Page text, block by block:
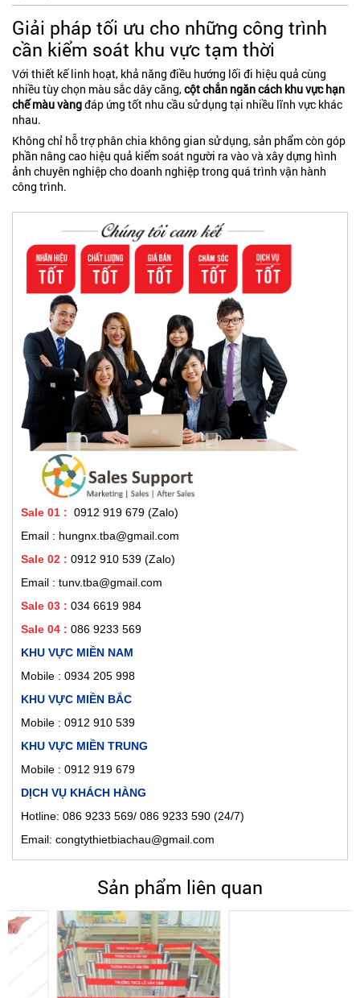
Giải pháp tối ưu cho những công trình
cần kiểm soát khu vực tạm thời
Với thiết kế linh hoạt, khả năng điều hướng lối đi hiệu quả cùng
nhiều tùy chọn màu sắc dây căng,cột chắn ngăn cách khu vực hạn
chế màu vàngđáp ứng tốt nhu cầu sử dụng tại nhiều lĩnh vực khác
nhau.
Không chỉ hỗ trợ phân chia không gian sử dụng, sản phẩm còn góp
phần nâng cao hiệu quả kiểm soát người ra vào và xây dựng hình
ảnh chuyên nghiệp cho doanh nghiệp trong quá trình vận hành
công trình.
Sale 01 : 0912 919 679 (Zalo)
Email : hungnx.tba@gmail.com
Sale 02 : 0912 910 539 (Zalo)
Email : tunv.tba@gmail.com
Sale 03 : 034 6619 984
Sale 04 : 086 9233 569
KHU VỰC MIỀN NAM
Mobile : 0934 205 998
KHU VỰC MIỀN BẮC
Mobile : 0912 910 539
KHU VỰC MIỀN TRUNG
Mobile : 0912 919 679
DỊCH VỤ KHÁCH HÀNG
Hotline: 086 9233 569/ 086 9233 590 (24/7)
Email: congtythietbiachau@gmail.com
Sản phẩm liên quan